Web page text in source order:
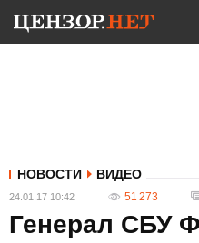
НОВОСТИ ВИДЕО
24.01.17 10:42 51 273
Генерал СБУ